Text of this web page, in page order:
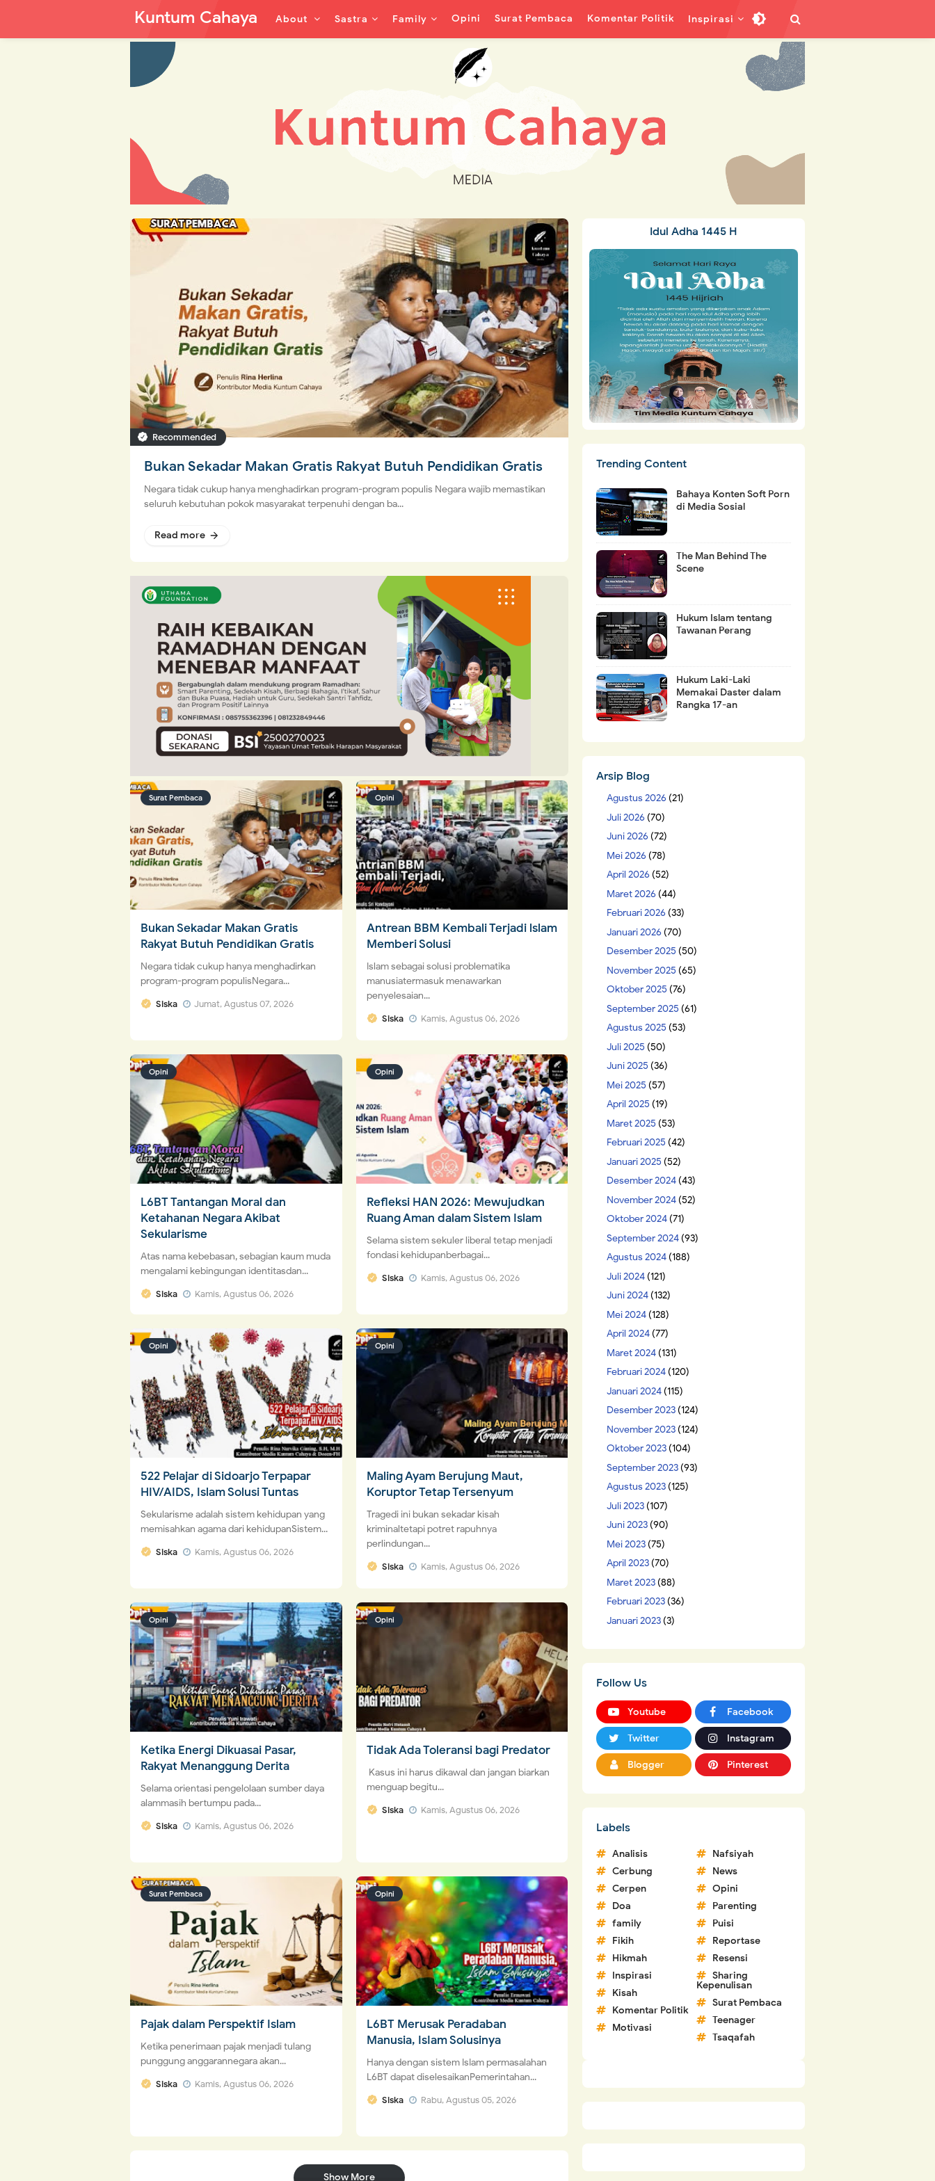
Kuntum Cahaya About Sastra Family Opini Surat Pembaca Komentar Politik Inspirasi
Recommended
Bukan Sekadar Makan Gratis Rakyat Butuh Pendidikan Gratis
Negara tidak cukup hanya menghadirkan program-program populis Negara wajib memastikan
seluruh kebutuhan pokok masyarakat terpenuhi dengan ba...
Read more
Bukan Sekadar Makan Gratis
Rakyat Butuh Pendidikan Gratis
Surat Pembaca
Negara tidak cukup hanya menghadirkan
program-program populisNegara...
Siska
Jumat, Agustus 07, 2026
Antrean BBM Kembali Terjadi lslam
Memberi Solusi
Opini
Islam sebagai solusi problematika
manusiatermasuk menawarkan
penyelesaian...
Siska
Kamis, Agustus 06, 2026
L6BT Tantangan Moral dan
Ketahanan Negara Akibat
Sekularisme
Opini
Atas nama kebebasan, sebagian kaum muda
mengalami kebingungan identitasdan...
Siska
Kamis, Agustus 06, 2026
Refleksi HAN 2026: Mewujudkan
Ruang Aman dalam Sistem Islam
Opini
Selama sistem sekuler liberal tetap menjadi
fondasi kehidupanberbagai...
Siska
Kamis, Agustus 06, 2026
522 Pelajar di Sidoarjo Terpapar
HIV/AIDS, Islam Solusi Tuntas
Opini
Sekularisme adalah sistem kehidupan yang
memisahkan agama dari kehidupanSistem...
Siska
Kamis, Agustus 06, 2026
Maling Ayam Berujung Maut,
Koruptor Tetap Tersenyum
Opini
Tragedi ini bukan sekadar kisah
kriminaltetapi potret rapuhnya
perlindungan...
Siska
Kamis, Agustus 06, 2026
Ketika Energi Dikuasai Pasar,
Rakyat Menanggung Derita
Opini
Selama orientasi pengelolaan sumber daya
alammasih bertumpu pada...
Siska
Kamis, Agustus 06, 2026
Tidak Ada Toleransi bagi Predator
Opini
Kasus ini harus dikawal dan jangan biarkan
menguap begitu...
Siska
Kamis, Agustus 06, 2026
Pajak dalam Perspektif Islam
Surat Pembaca
Ketika penerimaan pajak menjadi tulang
punggung anggarannegara akan...
Siska
Kamis, Agustus 06, 2026
L6BT Merusak Peradaban
Manusia, IsIam Solusinya
Opini
Hanya dengan sistem IsIam permasalahan
L6BT dapat diselesaikanPemerintahan...
Siska
Rabu, Agustus 05, 2026
Show More
Idul Adha 1445 H
Trending Content
Bahaya Konten Soft Porn
di Media Sosial
The Man Behind The
Scene
Hukum Islam tentang
Tawanan Perang
Hukum Laki-Laki
Memakai Daster dalam
Rangka 17-an
Arsip Blog
Agustus 2026 (21)
Juli 2026 (70)
Juni 2026 (72)
Mei 2026 (78)
April 2026 (52)
Maret 2026 (44)
Februari 2026 (33)
Januari 2026 (70)
Desember 2025 (50)
November 2025 (65)
Oktober 2025 (76)
September 2025 (61)
Agustus 2025 (53)
Juli 2025 (50)
Juni 2025 (36)
Mei 2025 (57)
April 2025 (19)
Maret 2025 (53)
Februari 2025 (42)
Januari 2025 (52)
Desember 2024(43)
November 2024(52)
Oktober 2024(71)
September 2024(93)
Agustus 2024(188)
Juli 2024(121)
Juni 2024(132)
Mei 2024(128)
April 2024(77)
Maret 2024(131)
Februari 2024(120)
Januari 2024(115)
Desember 2023(124)
November 2023(124)
Oktober 2023(104)
September 2023(93)
Agustus 2023(125)
Juli 2023(107)
Juni 2023(90)
Mei 2023(75)
April 2023(70)
Maret 2023(88)
Februari 2023(36)
Januari 2023(3)
Follow Us
Youtube Facebook
Twitter Instagram
Blogger Pinterest
Labels
Analisis
Cerbung
Cerpen
Doa
family
Fikih
Hikmah
Inspirasi
Kisah
Komentar Politik
Motivasi
Nafsiyah
News
Opini
Parenting
Puisi
Reportase
Resensi
Sharing
Kepenulisan
Surat Pembaca
Teenager
Tsaqafah